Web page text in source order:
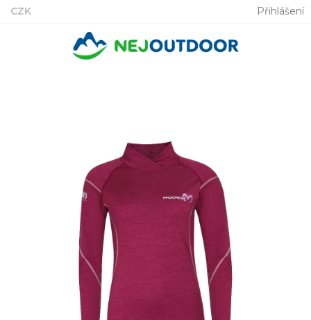
Přejít
CZK Přihlášení